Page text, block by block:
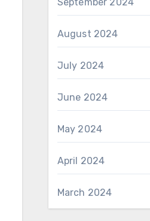
August 2024
July 2024
June 2024
May 2024
April 2024
March 2024